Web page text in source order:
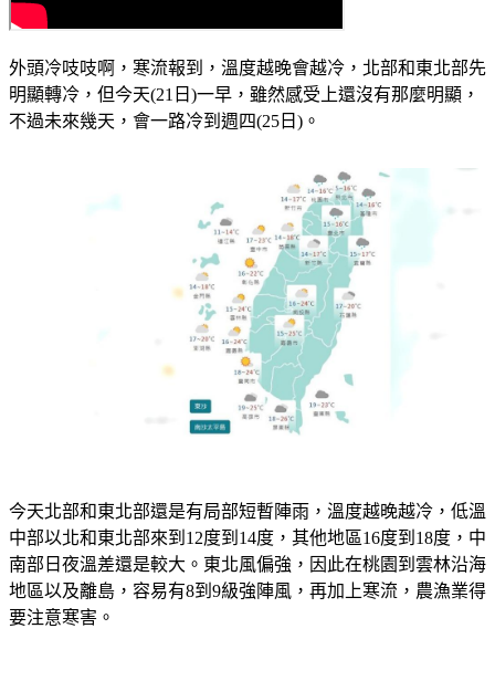
外頭冷吱吱啊，寒流報到，溫度越晚會越冷，北部和東北部先
明顯轉冷，但今天(21日)一早，雖然感受上還沒有那麼明顯，
不過未來幾天，會一路冷到週四(25日)。
今天北部和東北部還是有局部短暫陣雨，溫度越晚越冷，低溫
中部以北和東北部來到12度到14度，其他地區16度到18度，中
南部日夜溫差還是較大。東北風偏強，因此在桃園到雲林沿海
地區以及離島，容易有8到9級強陣風，再加上寒流，農漁業得
要注意寒害。